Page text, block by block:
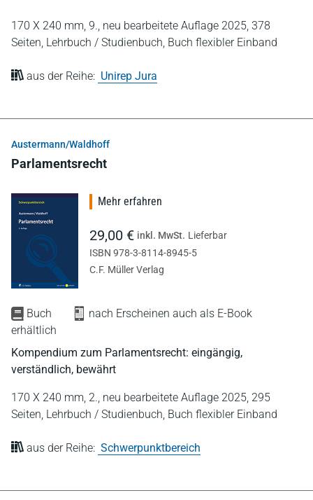
170 X 240 mm, 9., neu bearbeitete Auflage 2025, 378
Seiten, Lehrbuch / Studienbuch, Buch flexibler Einband
aus der Reihe: Unirep Jura
Austermann/Waldhoff
Parlamentsrecht
Buch
nach Erscheinen auch als E-Book
erhältlich
Kompendium zum Parlamentsrecht: eingängig,
verständlich, bewährt
170 X 240 mm, 2., neu bearbeitete Auflage 2025, 295
Seiten, Lehrbuch / Studienbuch, Buch flexibler Einband
aus der Reihe: Schwerpunktbereich
Mehr erfahren
29,00 € inkl. MwSt. Lieferbar
ISBN 978-3-8114-8945-5
C.F. Müller Verlag